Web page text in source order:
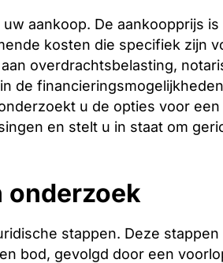
aankoop. De aankoopprijs
kosten die specifiek zijn
overdrachtsbelasting,
de
u de opties voor een
en stelt u in staat om
onderzoek
stappen. Deze
bod, gevolgd door een